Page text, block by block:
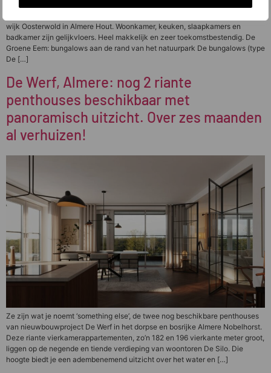
wijk Oosterwold in Almere Hout. Woonkamer, keuken, slaapkamers en
badkamer zijn gelijkvloers. Heel makkelijk en zeer toekomstbestendig. De
Groene Eem: bungalows aan de rand van het natuurpark De bungalows (type
De […]
De Werf, Almere: nog 2 riante
penthouses beschikbaar met
panoramisch uitzicht. Over zes maanden
al verhuizen!
Ze zijn wat je noemt ‘something else’, de twee nog beschikbare penthouses
van nieuwbouwproject De Werf in het dorpse en bosrijke Almere Nobelhorst.
Deze riante vierkamerappartementen, zo’n 182 en 196 vierkante meter groot,
liggen op de negende en tiende verdieping van woontoren De Silo. Die
hoogte biedt je een adembenemend uitzicht over het water en […]